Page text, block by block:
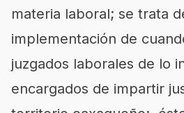
materia laboral; se trata
implementación de
juzgados laborales de lo
encargados de impartir